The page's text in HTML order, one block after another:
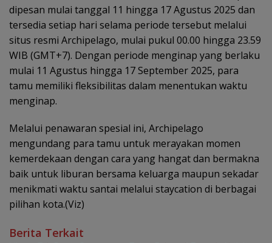
dipesan mulai tanggal 11 hingga 17 Agustus 2025 dan
tersedia setiap hari selama periode tersebut melalui
situs resmi Archipelago, mulai pukul 00.00 hingga 23.59
WIB (GMT+7). Dengan periode menginap yang berlaku
mulai 11 Agustus hingga 17 September 2025, para
tamu memiliki fleksibilitas dalam menentukan waktu
menginap.
Melalui penawaran spesial ini, Archipelago
mengundang para tamu untuk merayakan momen
kemerdekaan dengan cara yang hangat dan bermakna
baik untuk liburan bersama keluarga maupun sekadar
menikmati waktu santai melalui staycation di berbagai
pilihan kota.(Viz)
Berita Terkait